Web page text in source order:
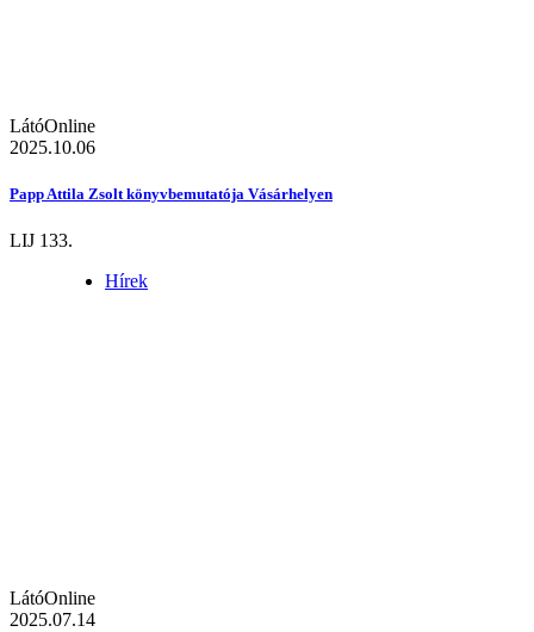
LátóOnline
2025.10.06
Papp Attila Zsolt könyvbemutatója Vásárhelyen
LIJ 133.
Hírek
LátóOnline
2025.07.14